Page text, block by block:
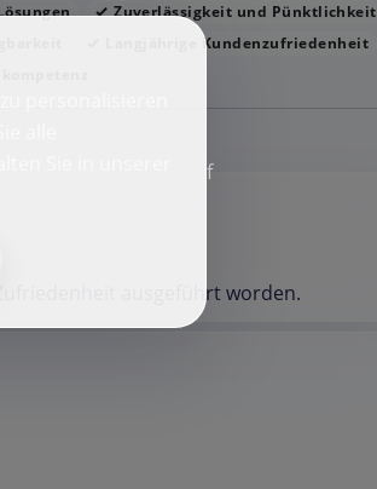
Zuverlässigkeit und Pünktlichkeit
Langjährige Kundenzufriedenheit
ausgeführt worden.
personalisieren
alle
Sie in unserer
f